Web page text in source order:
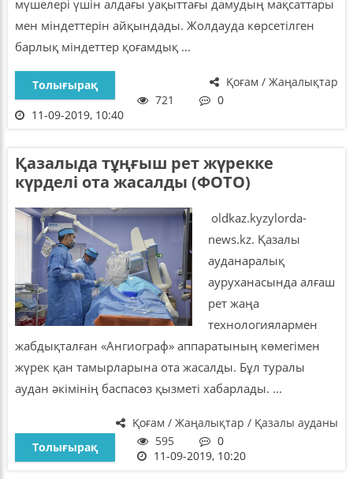
мүшелері үшін алдағы уақыттағы дамудың мақсаттары
мен міндеттерін айқындады. Жолдауда көрсетілген
барлық міндеттер қоғамдық ...
Қоғам / Жаңалықтар
Толығырақ
721
0
11-09-2019, 10:40
Қазалыда тұңғыш рет жүрекке
күрделі ота жасалды (ФОТО)
oldkaz.kyzylorda-
news.kz. Қазалы
ауданаралық
ауруханасында алғаш
рет жаңа
технологиялармен
жабдықталған «Ангиограф» аппаратының көмегімен
жүрек қан тамырларына ота жасалды. Бұл туралы
аудан әкімінің баспасөз қызметі хабарлады. ...
Қоғам / Жаңалықтар / Қазалы ауданы
Толығырақ
595
0
11-09-2019, 10:20